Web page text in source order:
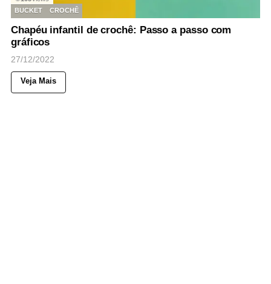
BUCKET
CROCHÊ
Chapéu infantil de crochê: Passo a passo com
gráficos
27/12/2022
Veja Mais